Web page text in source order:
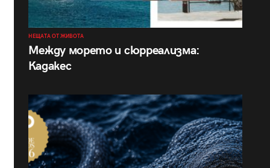
НЕЩАТА ОТ ЖИВОТА
Между морето и сюрреализма:
Кадакес